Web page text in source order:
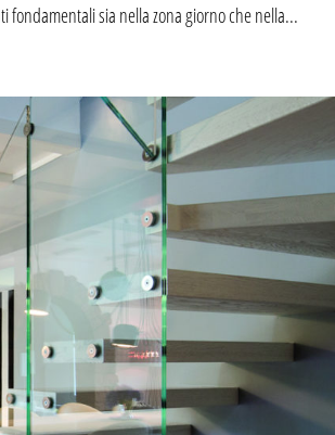
fondamentali sia nella zona giorno che nella...